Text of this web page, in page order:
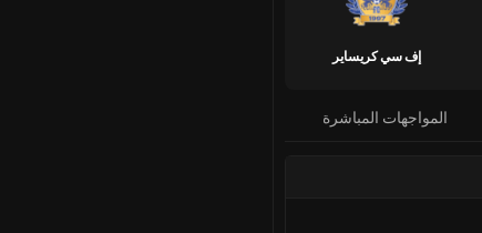
إف سي كريساير
المواجهات المباشرة